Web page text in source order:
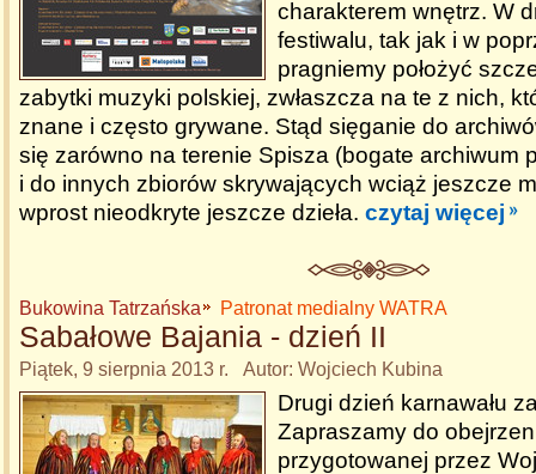
charakterem wnętrz. W
festiwalu, tak jak i w
pragniemy położyć
zabytki muzyki polskiej, zwłaszcza na te z nich,
znane i często grywane. Stąd sięganie do
się zarówno na terenie Spisza (bogate archiwum
i do innych zbiorów skrywających wciąż jeszcze
wprost nieodkryte jeszcze dzieła. czytaj więcej
Bukowina Tatrzańska Patronat medialny WATRA
Sabałowe Bajania - dzień II
Piątek, 9 sierpnia 2013 r. Autor: Wojciech Kubina
Drugi dzień karnawału
Zapraszamy do
przygotowanej przez